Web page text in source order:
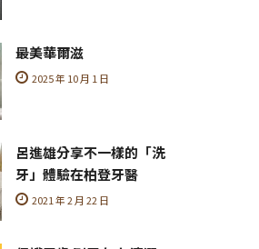
最美華爾滋
2025 年 10 月 1 日
呂進雄分享不一樣的「洗
牙」體驗在柏登牙醫
2021 年 2 月 22 日